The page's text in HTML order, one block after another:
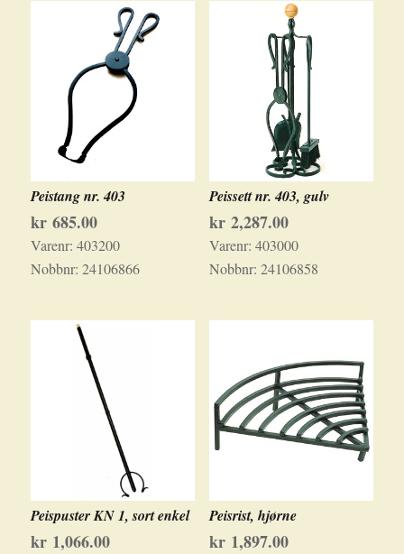
Peistang nr. 403
kr685.00
Varenr: 403200
Nobbnr: 24106866
Peissett nr. 403, gulv
kr2,287.00
Varenr: 403000
Nobbnr: 24106858
Peispuster KN 1, sort enkel
kr1,066.00
Peisrist, hjørne
kr1,897.00